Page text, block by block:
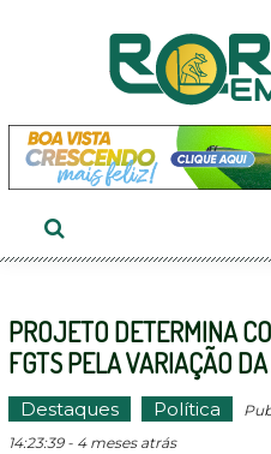
PROJETO DETERMINA
FGTS PELA VARIAÇÃO
Destaques Política
14:23:39 - 4 meses atrás